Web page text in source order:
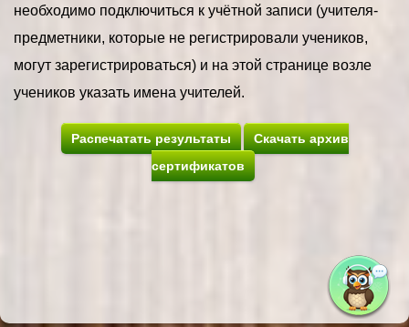
необходимо подключиться к учётной записи (учителя-
предметники, которые не регистрировали учеников,
могут зарегистрироваться) и на этой странице возле
учеников указать имена учителей.
Распечатать результаты
Скачать архив
сертификатов